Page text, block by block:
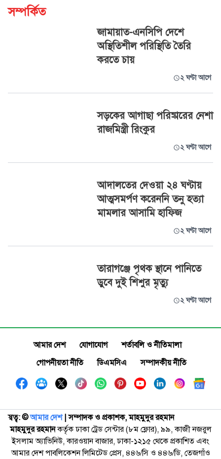
সম্পর্কিত
জামায়াত-এনসিপি দেশে
অস্থিতিশীল পরিস্থিতি তৈরি
করতে চায়
২ ঘণ্টা আগে
সড়কের আগাছা পরিষ্কারের নেশা
রাজমিস্ত্রী রিংকুর
২ ঘণ্টা আগে
আদালতের দেওয়া ২৪ ঘণ্টায়
আত্মসমর্পণ করেননি তনু হত্যা
মামলার আসামি হাফিজ
২ ঘণ্টা আগে
তারাগঞ্জে পৃথক স্থানে পানিতে
ডুবে দুই শিশুর মৃত্যু
২ ঘণ্টা আগে
আমার দেশ যোগাযোগ
শর্তাবলি ও নীতিমালা
গোপনীয়তা নীতি
ডিএমসিএ সম্পাদকীয় নীতি
স্বত্ব: ©️আমার দেশ| সম্পাদক ও প্রকাশক, মাহমুদুর রহমান
মাহমুদুর রহমানকর্তৃক ঢাকা ট্রেড সেন্টার (৮ম ফ্লোর), ৯৯, কাজী নজরুল
ইসলাম অ্যাভিনিউ, কারওয়ান বাজার, ঢাকা-১২১৫ থেকে প্রকাশিত এবং
আমার দেশ পাবলিকেশন লিমিটেড প্রেস, ৪৪৬/সি ও ৪৪৬/ডি, তেজগাঁও